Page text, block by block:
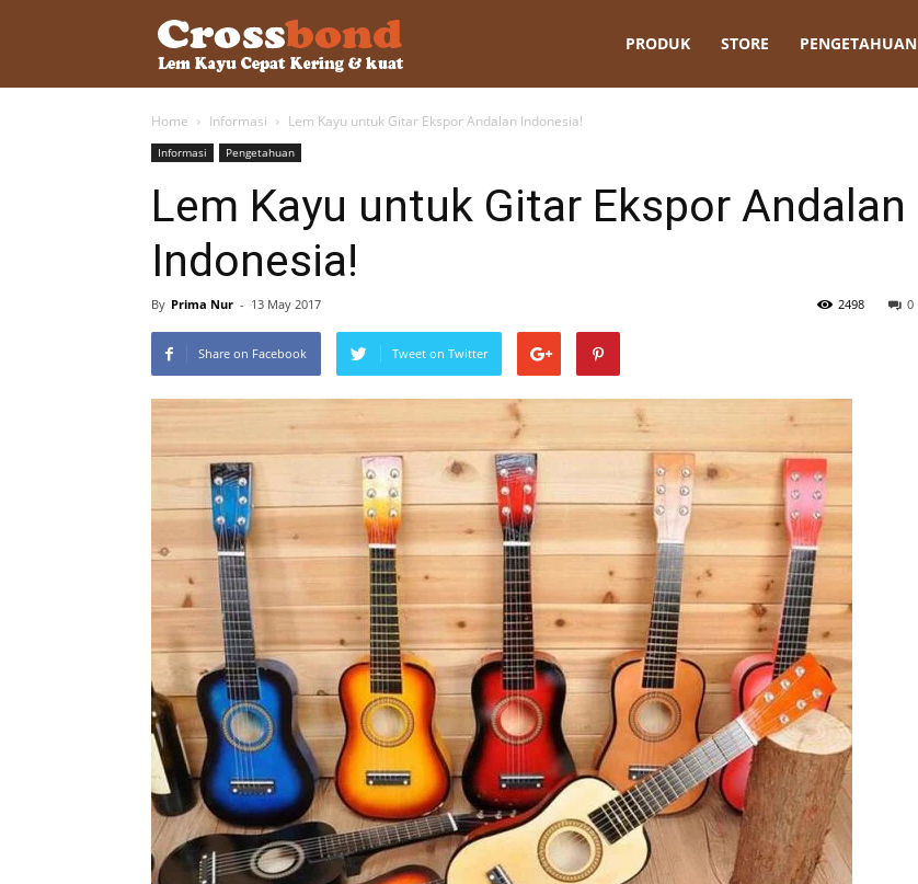
–
Lem
Kertas,
Cepat
Kering,
Kuat
PRODUK STORE PENGETAHUAN
Home Informasi Lem Kayu untuk Gitar Ekspor Andalan Indonesia!
Informasi Pengetahuan
Lem Kayu untuk Gitar Ekspor Andalan
Indonesia!
By Prima Nur - 13 May 2017 0
2498
Share on Facebook Tweet on Twitter